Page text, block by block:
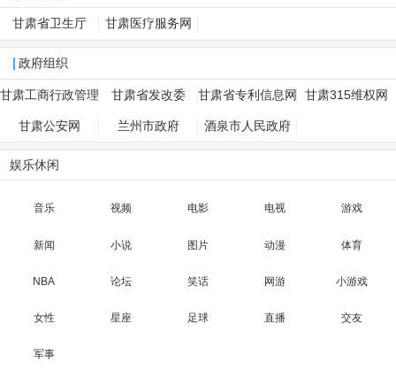
甘肃省卫生厅 甘肃医疗服务网
政府组织
甘肃工商行政管理
局
甘肃省发改委 甘肃省专利信息网 甘肃315维权网
甘肃公安网 兰州市政府 酒泉市人民政府
娱乐休闲
音乐 视频 电影 电视 游戏
新闻 小说 图片 动漫 体育
NBA 论坛 笑话 网游 小游戏
女性 星座 足球 直播 交友
军事